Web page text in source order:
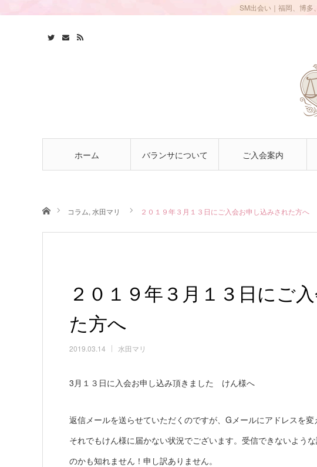
SM出会い｜福岡、博多
ホーム バランサについて ご入会案内
ホームコラム, 水田マリ ２０１９年３月１３日にご入会お申し込みされた方へ
２０１９年３月１３日にご
た方へ
2019.03.14 水田マリ
3月１３日に入会お申し込み頂きました けん様へ
返信メールを送らせていただくのですが、Gメールにアドレスを変
それでもけん様に届かない状況でございます。受信できないよう
のかも知れません！申し訳ありません。